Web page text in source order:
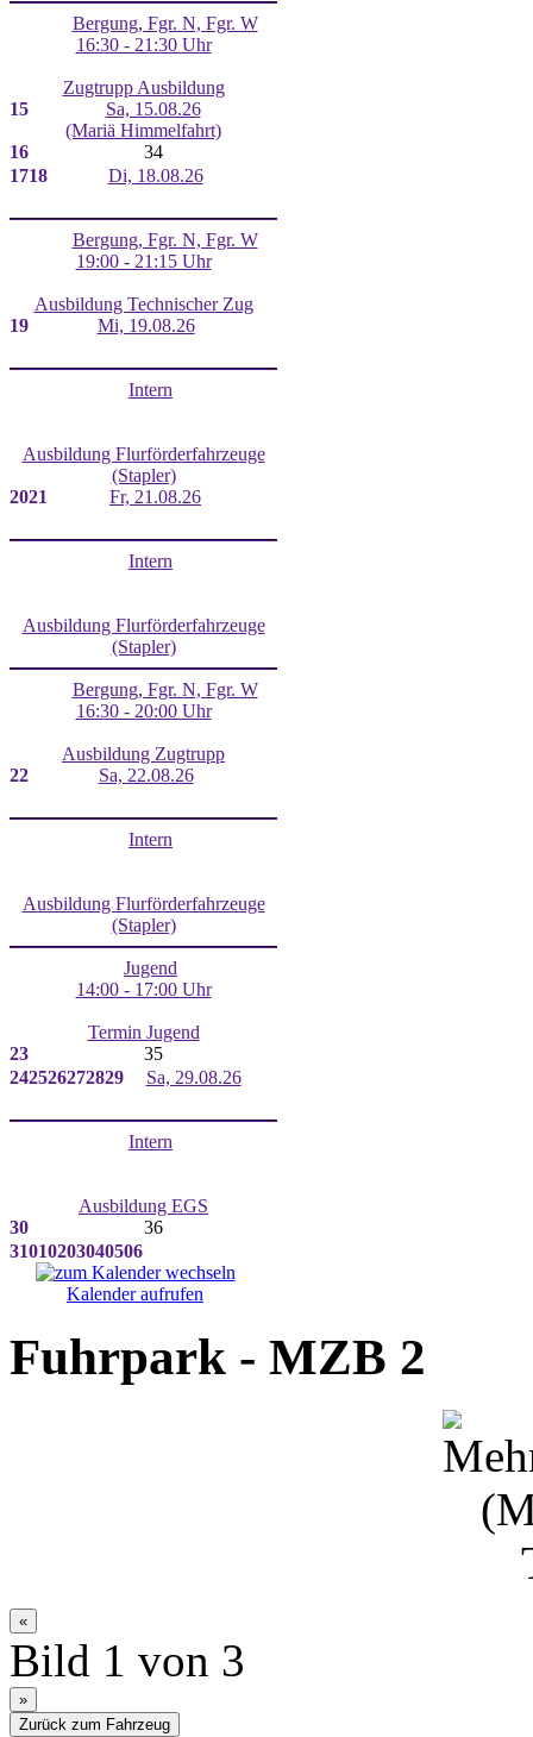
Bergung, Fgr. N, Fgr. W
16:30 - 21:30 Uhr
Zugtrupp Ausbildung
15
Sa, 15.08.26
(Mariä Himmelfahrt)
16
34
1718 Di, 18.08.26
Bergung, Fgr. N, Fgr. W
19:00 - 21:15 Uhr
Ausbildung Technischer Zug
19
Mi, 19.08.26
Intern
Ausbildung Flurförderfahrzeuge
(Stapler)
2021 Fr, 21.08.26
Intern
Ausbildung Flurförderfahrzeuge
(Stapler)
Bergung, Fgr. N, Fgr. W
16:30 - 20:00 Uhr
Ausbildung Zugtrupp
22
Sa, 22.08.26
Intern
Ausbildung Flurförderfahrzeuge
(Stapler)
Jugend
14:00 - 17:00 Uhr
Termin Jugend
23
35
242526272829 Sa, 29.08.26
Intern
Ausbildung EGS
30
36
31010203040506
Kalender aufrufen
Fuhrpark - MZB 2
Bild 1 von 3